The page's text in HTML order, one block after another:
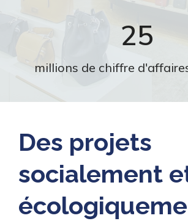
25
millions de chiffre
Des projets
socialement